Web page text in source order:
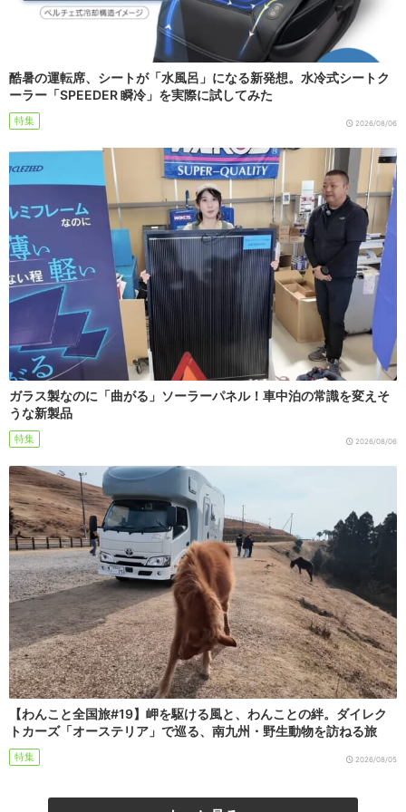
酷暑の運転席、シートが「水風呂」になる新発想。水冷式シートク
ーラー「SPEEDER 瞬冷」を実際に試してみた
特集 2026/08/06
ガラス製なのに「曲がる」ソーラーパネル！車中泊の常識を変えそ
うな新製品
特集 2026/08/06
【わんこと全国旅#19】岬を駆ける風と、わんことの絆。ダイレク
トカーズ「オーステリア」で巡る、南九州・野生動物を訪ねる旅
特集 2026/08/05